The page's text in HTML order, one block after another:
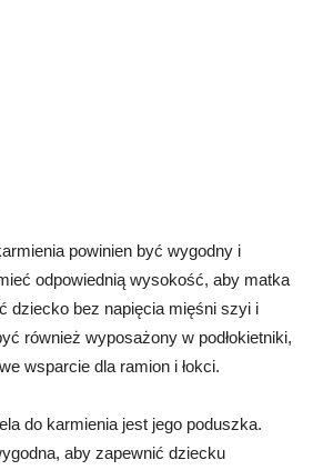
powinien być wygodny i
odpowiednią wysokość, aby matka
dziecko bez napięcia mięśni szyi i
również wyposażony w podłokietniki,
wsparcie dla ramion i łokci.
do karmienia jest jego poduszka.
aby zapewnić dziecku